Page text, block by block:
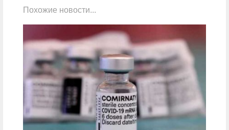
Похожие новости...